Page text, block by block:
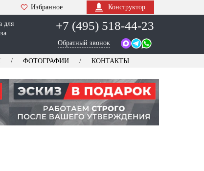
Избранное Конструктор
для
+7 (495) 518-44-23
Обратный звонок
ФОТОГРАФИИ КОНТАКТЫ